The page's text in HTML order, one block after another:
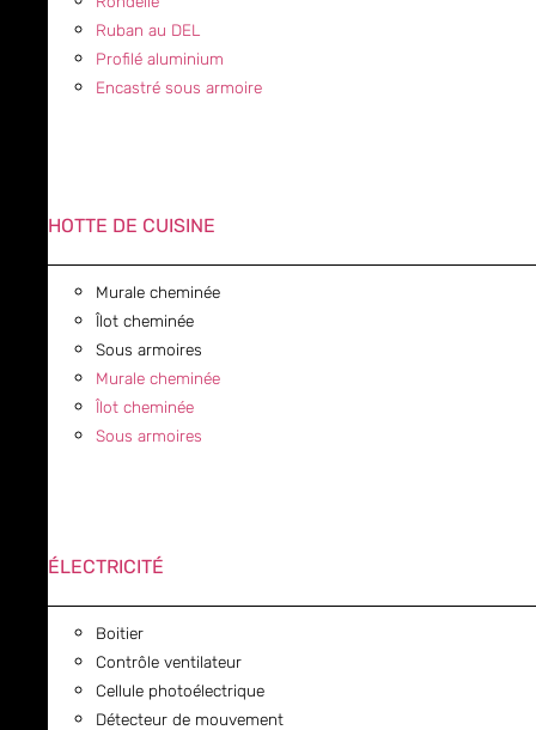
Ruban au DEL
Profilé aluminium
Encastré sous armoire
HOTTE DE CUISINE
Murale cheminée
Îlot cheminée
Sous armoires
Murale cheminée
Îlot cheminée
Sous armoires
ÉLECTRICITÉ
Boitier
Contrôle ventilateur
Cellule photoélectrique
Détecteur de mouvement